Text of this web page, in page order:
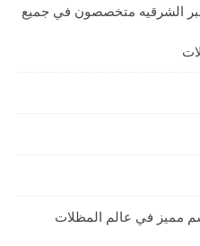
الشرقيه متخصصون في جميع
مميز في عالم المظلات